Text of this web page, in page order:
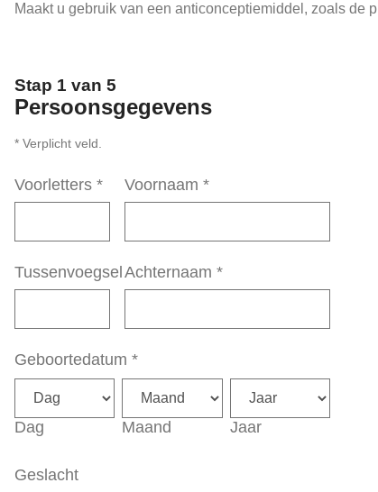
Maakt u gebruik van een anticonceptiemiddel, zoals de
Stap 1 van 5
Persoonsgegevens
* Verplicht veld.
Voorletters * Voornaam *
TussenvoegselAchternaam *
Geboortedatum *
Dag Maand Jaar
Geslacht